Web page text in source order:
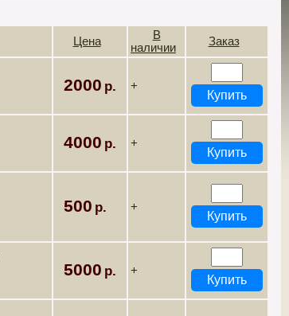
Цена
В
наличии
Заказ
2000 +
4000 +
500 +
5000 +